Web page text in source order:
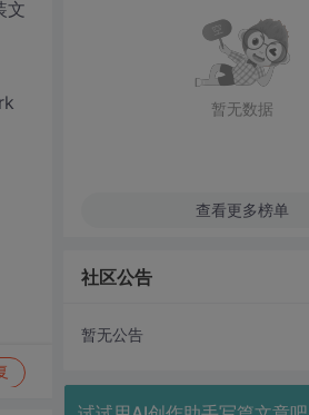
文
暂无数据
查看更多榜单
社区公告
暂无公告